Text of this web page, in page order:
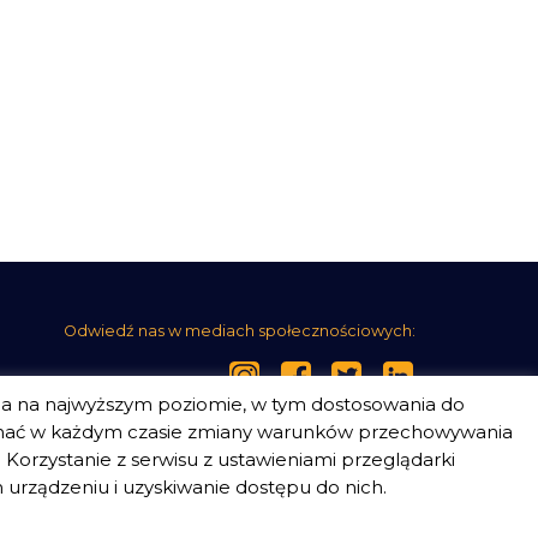
Odwiedź nas w mediach społecznościowych:
najwyższym poziomie, w tym dostosowania do
w każdym czasie zmiany warunków przechowywania
z serwisu z ustawieniami przeglądarki
i uzyskiwanie dostępu do nich.